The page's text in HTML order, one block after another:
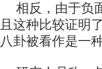
相反，由于负
且这种比较证明
八卦被看作是一